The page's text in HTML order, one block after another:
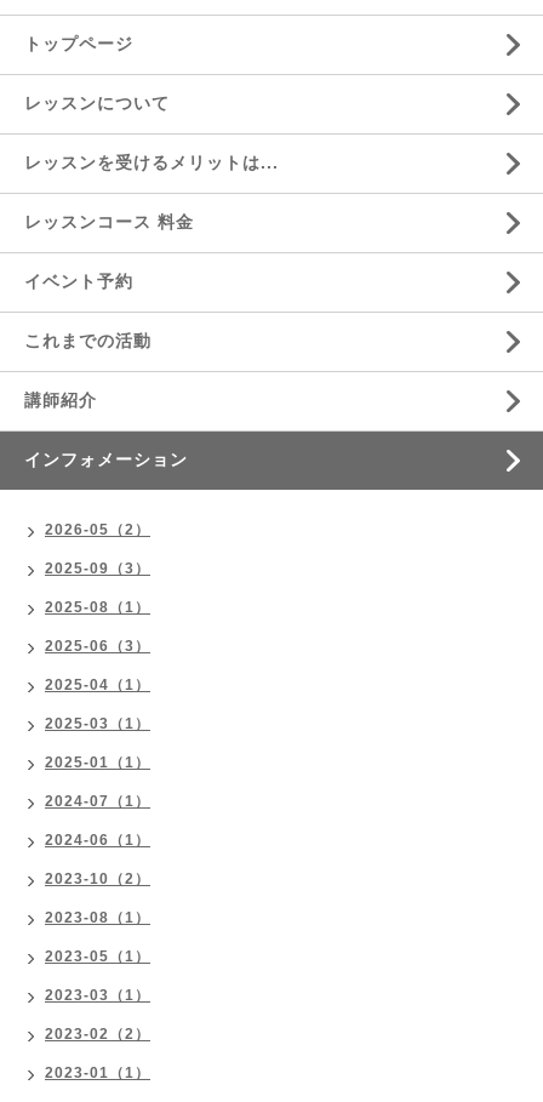
トップページ
レッスンについて
レッスンを受けるメリットは...
レッスンコース 料金
イベント予約
これまでの活動
講師紹介
インフォメーション
2026-05（2）
2025-09（3）
2025-08（1）
2025-06（3）
2025-04（1）
2025-03（1）
2025-01（1）
2024-07（1）
2024-06（1）
2023-10（2）
2023-08（1）
2023-05（1）
2023-03（1）
2023-02（2）
2023-01（1）